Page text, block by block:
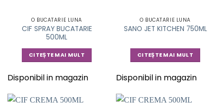
O BUCATARIE LUNA
CIF SPRAY BUCATARIE
500ML
CITEȘTE MAI MULT
Disponibil in magazin
O BUCATARIE LUNA
SANO JET KITCHEN 750ML
CITEȘTE MAI MULT
Disponibil in magazin